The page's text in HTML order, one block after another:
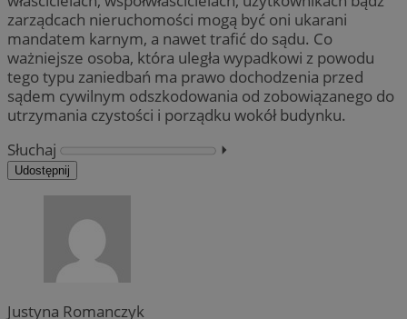
zarządcach nieruchomości mogą być oni ukarani
mandatem karnym, a nawet trafić do sądu. Co
ważniejsze osoba, która uległa wypadkowi z powodu
tego typu zaniedbań ma prawo dochodzenia przed
sądem cywilnym odszkodowania od zobowiązanego do
utrzymania czystości i porządku wokół budynku.
Słuchaj
⏵︎
Udostępnij
Justyna Romanczyk